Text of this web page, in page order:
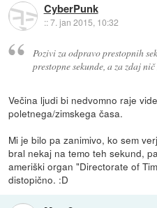
CyberPunk
::7. jan 2015, 10:32
Pozivi za odpravo prestopnih
prestopne sekunde, a za zdaj
Večina ljudi bi nedvomno raje
poletnega/zimskega časa.
Mi je bilo pa zanimivo, ko sem
bral nekaj na temo teh sekund,
ameriški organ "Directorate of
distopično. :D